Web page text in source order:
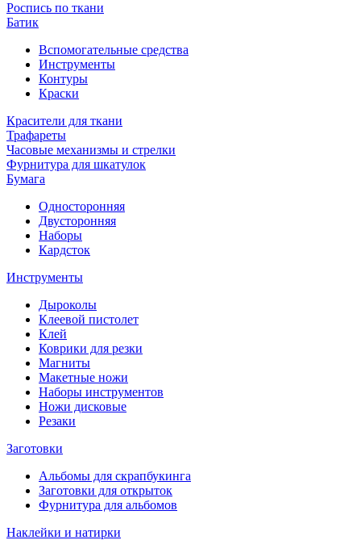
Роспись по ткани
Батик
Вспомогательные средства
Инструменты
Контуры
Краски
Красители для ткани
Трафареты
Часовые механизмы и стрелки
Фурнитура для шкатулок
Бумага
Односторонняя
Двусторонняя
Наборы
Кардсток
Инструменты
Дыроколы
Клеевой пистолет
Клей
Коврики для резки
Магниты
Макетные ножи
Наборы инструментов
Ножи дисковые
Резаки
Заготовки
Альбомы для скрапбукинга
Заготовки для открыток
Фурнитура для альбомов
Наклейки и натирки